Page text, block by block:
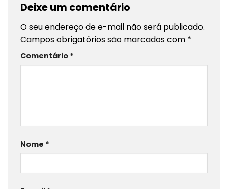
Deixe um comentário
O seu endereço de e-mail não será publicado.
Campos obrigatórios são marcados com *
Comentário *
Nome *